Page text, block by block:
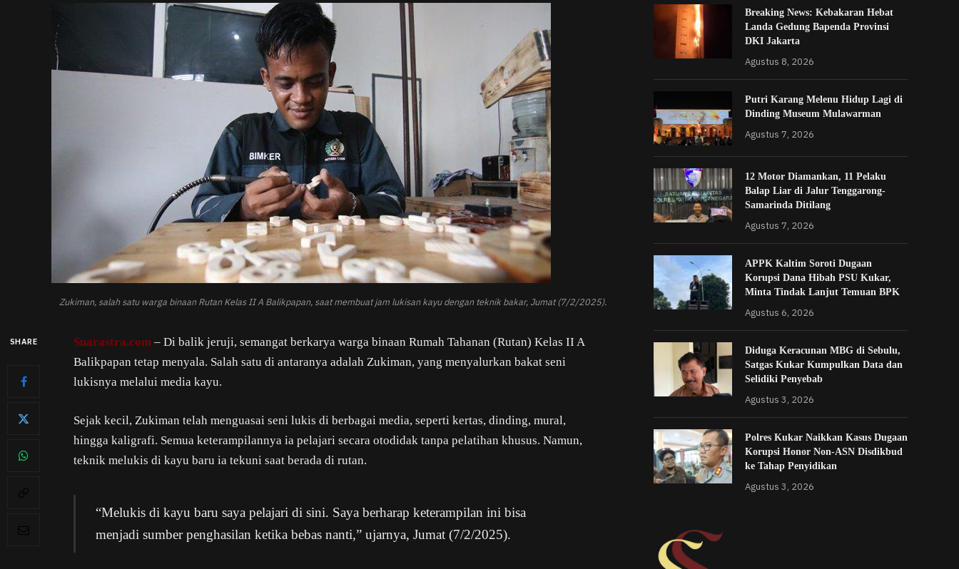
Zukiman, salah satu warga binaan Rutan Kelas II A Balikpapan, saat membuat jam lukisan kayu dengan teknik bakar, Jumat (7/2/2025).
SHARE Suarastra.com – Di balik jeruji, semangat berkarya warga binaan Rumah Tahanan (Rutan) Kelas II A
Balikpapan tetap menyala. Salah satu di antaranya adalah Zukiman, yang menyalurkan bakat seni
lukisnya melalui media kayu.
Sejak kecil, Zukiman telah menguasai seni lukis di berbagai media, seperti kertas, dinding, mural,
hingga kaligrafi. Semua keterampilannya ia pelajari secara otodidak tanpa pelatihan khusus. Namun,
teknik melukis di kayu baru ia tekuni saat berada di rutan.
“Melukis di kayu baru saya pelajari di sini. Saya berharap keterampilan ini bisa
menjadi sumber penghasilan ketika bebas nanti,” ujarnya, Jumat (7/2/2025).
Breaking News: Kebakaran Hebat
Landa Gedung Bapenda Provinsi
DKI Jakarta
Agustus 8, 2026
Putri Karang Melenu Hidup Lagi di
Dinding Museum Mulawarman
Agustus 7, 2026
12 Motor Diamankan, 11 Pelaku
Balap Liar di Jalur Tenggarong-
Samarinda Ditilang
Agustus 7, 2026
APPK Kaltim Soroti Dugaan
Korupsi Dana Hibah PSU Kukar,
Minta Tindak Lanjut Temuan BPK
Agustus 6, 2026
Diduga Keracunan MBG di Sebulu,
Satgas Kukar Kumpulkan Data dan
Selidiki Penyebab
Agustus 3, 2026
Polres Kukar Naikkan Kasus Dugaan
Korupsi Honor Non-ASN Disdikbud
ke Tahap Penyidikan
Agustus 3, 2026